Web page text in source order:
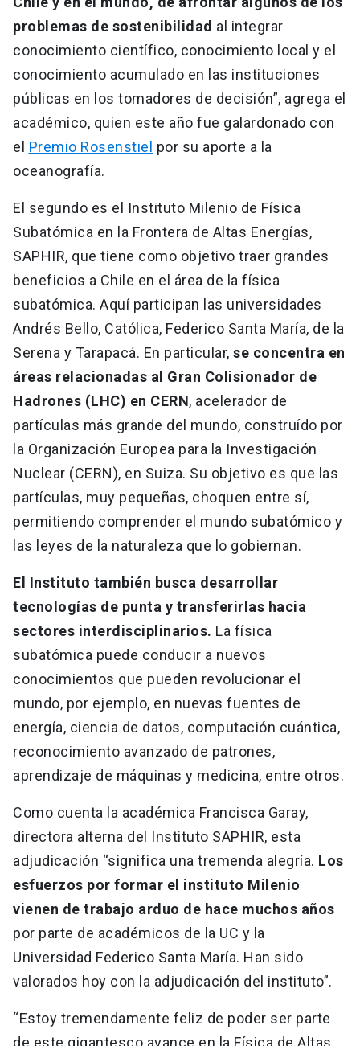
problemas de sostenibilidad al integrar
conocimiento científico, conocimiento local y el
conocimiento acumulado en las instituciones
públicas en los tomadores de decisión”, agrega el
académico, quien este año fue galardonado con
el Premio Rosenstiel por su aporte a la
oceanografía.
El segundo es el Instituto Milenio de Física
Subatómica en la Frontera de Altas Energías,
SAPHIR, que tiene como objetivo traer grandes
beneficios a Chile en el área de la física
subatómica. Aquí participan las universidades
Andrés Bello, Católica, Federico Santa María, de la
Serena y Tarapacá. En particular, se concentra en
áreas relacionadas al Gran Colisionador de
Hadrones (LHC) en CERN, acelerador de
partículas más grande del mundo, construído por
la Organización Europea para la Investigación
Nuclear (CERN), en Suiza. Su objetivo es que las
partículas, muy pequeñas, choquen entre sí,
permitiendo comprender el mundo subatómico y
las leyes de la naturaleza que lo gobiernan.
El Instituto también busca desarrollar
tecnologías de punta y transferirlas hacia
sectores interdisciplinarios. La física
subatómica puede conducir a nuevos
conocimientos que pueden revolucionar el
mundo, por ejemplo, en nuevas fuentes de
energía, ciencia de datos, computación cuántica,
reconocimiento avanzado de patrones,
aprendizaje de máquinas y medicina, entre otros.
Como cuenta la académica Francisca Garay,
directora alterna del Instituto SAPHIR, esta
adjudicación “significa una tremenda alegría. Los
esfuerzos por formar el instituto Milenio
vienen de trabajo arduo de hace muchos años
por parte de académicos de la UC y la
Universidad Federico Santa María. Han sido
valorados hoy con la adjudicación del instituto”.
“Estoy tremendamente feliz de poder ser parte
de este gigantesco avance en la Física de Altas